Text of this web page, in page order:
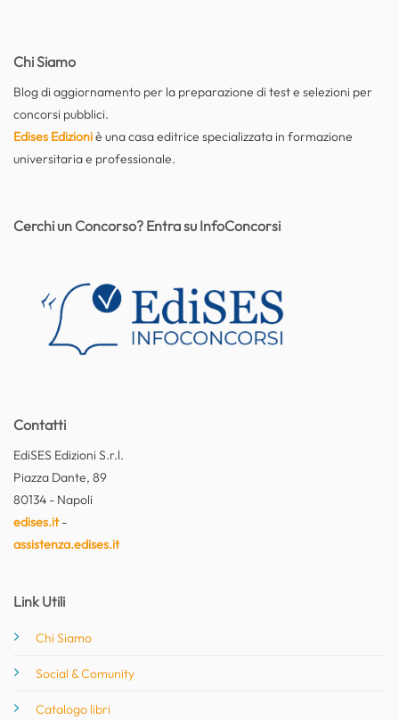
Chi Siamo
Blog di aggiornamento per la preparazione di test e selezioni per
concorsi pubblici.
Edises Edizioniè una casa editrice specializzata in formazione
universitaria e professionale.
Contatti
EdiSES Edizioni S.r.l.
Piazza Dante, 89
80134 - Napoli
edises.it-
assistenza.edises.it
Link Utili
Chi Siamo
Social & Comunity
Catalogo libri
Cerchi un Concorso? Entra su InfoConcorsi